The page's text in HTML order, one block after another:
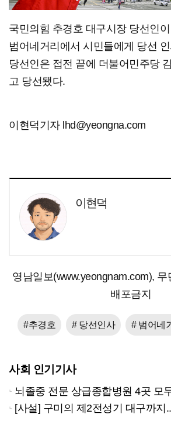
국민의힘 추경호 대구시장 당선인
범어네거리에서 시민들에게 당선
당선인은 접전 끝에 더불어민주당
고 당선됐다.
이현덕기자 lhd@yeongna.com
이현덕
영남일보(www.yeongnam.com), 무
배포금지
#추경호 # 당선인사 # 범어네
사회 인기기사
뇌졸중 전문 상급종합병원 4곳 모두 대구에… 경
[사설] 구미의 제2전성기 대구까지